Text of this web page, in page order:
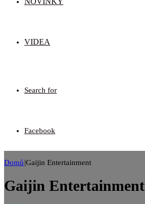
VIDEA
Search for
Facebook
Domů|Gaijin Entertainment
Gaijin Entertainment